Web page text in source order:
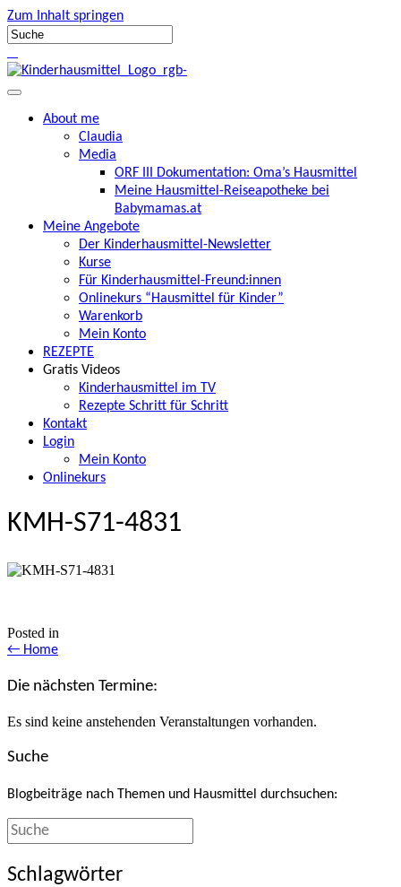
Zum Inhalt springen
About me
Claudia
Media
ORF III Dokumentation: Oma’s Hausmittel
Meine Hausmittel-Reiseapotheke bei
Babymamas.at
Meine Angebote
Der Kinderhausmittel-Newsletter
Kurse
Für Kinderhausmittel-Freund:innen
Onlinekurs “Hausmittel für Kinder”
Warenkorb
Mein Konto
REZEPTE
Gratis Videos
Kinderhausmittel im TV
Rezepte Schritt für Schritt
Kontakt
Login
Mein Konto
Onlinekurs
KMH-S71-4831
Posted in
Posts
navigation
← Home
Die nächsten Termine:
Es sind keine anstehenden Veranstaltungen vorhanden.
Suche
Blogbeiträge nach Themen und Hausmittel durchsuchen:
Schlagwörter